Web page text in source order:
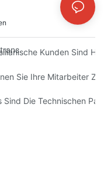
Kunden Sind
Sie Ihre Mitarbeiter
Und BSEA Zu
Sind Die Technischen